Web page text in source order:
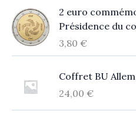
2 euro
Présidence du
3,80 €
Coffret BU
24,00 €